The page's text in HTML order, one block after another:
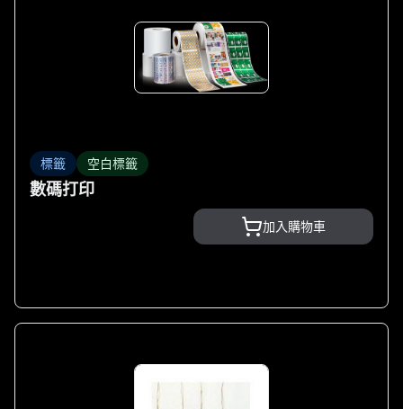
標籤 空白標籤
數碼打印
加入購物車